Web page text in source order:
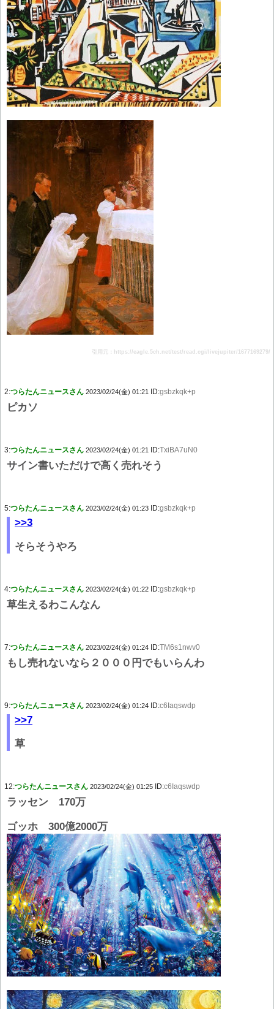
引用元：https://eagle.5ch.net/test/read.cgi/livejupiter/1677169279/
2:つらたんニュースさん 2023/02/24(金) 01:21 ID:gsbzkqk+p
ピカソ
3:つらたんニュースさん 2023/02/24(金) 01:21 ID:TxiBA7uN0
サイン書いただけで高く売れそう
5:つらたんニュースさん 2023/02/24(金) 01:23 ID:gsbzkqk+p
>>3
そらそうやろ
4:つらたんニュースさん 2023/02/24(金) 01:22 ID:gsbzkqk+p
草生えるわこんなん
7:つらたんニュースさん 2023/02/24(金) 01:24 ID:TM6s1nwv0
もし売れないなら２０００円でもいらんわ
9:つらたんニュースさん 2023/02/24(金) 01:24 ID:c6Iaqswdp
>>7
草
12:つらたんニュースさん 2023/02/24(金) 01:25 ID:c6Iaqswdp
ラッセン 170万
ゴッホ 300億2000万